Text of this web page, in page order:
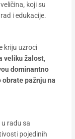
koji su
i edukacije.
kriju uzroci
veliku žalost,
dominantno
obrate pažnju na
radu sa
pojedinih